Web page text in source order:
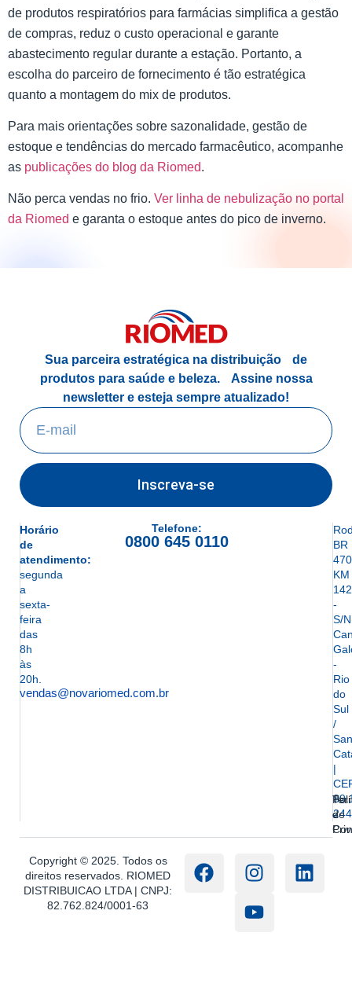
de produtos respiratórios para farmácias simplifica a gestão
de compras, reduz o custo operacional e garante
abastecimento regular durante a estação. Portanto, a
escolha do parceiro de fornecimento é tão estratégica
quanto a montagem do mix de produtos.
Para mais orientações sobre sazonalidade, gestão de
estoque e tendências do mercado farmacêutico, acompanhe
as publicações do blog da Riomed.
Não perca vendas no frio. Ver linha de nebulização no portal
da Riomed e garanta o estoque antes do pico de inverno.
Sua parceira estratégica na distribuição de
produtos para saúde e beleza. Assine nossa
newsletter e esteja sempre atualizado!
Inscreva-se
Horário
de
atendimento:
segunda
a
sexta-
feira
das
8h
às
20h.
vendas@novariomed.com.br
Telefone:
0800 645 0110
BR
KM
142
-
S/
-
Rio
do
Sul
/
|
244
e
de
Copyright © 2025. Todos os
direitos reservados. RIOMED
DISTRIBUICAO LTDA | CNPJ:
82.762.824/0001-63